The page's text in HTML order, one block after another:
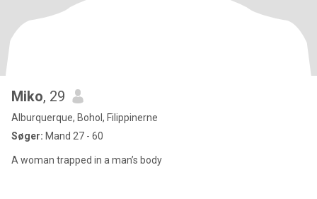
Miko, 29
Alburquerque, Bohol, Filippinerne
Søger: Mand 27 - 60
A woman trapped in a man’s body